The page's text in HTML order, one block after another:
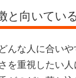
と向いてい
んな人に合いや
を重視したい人